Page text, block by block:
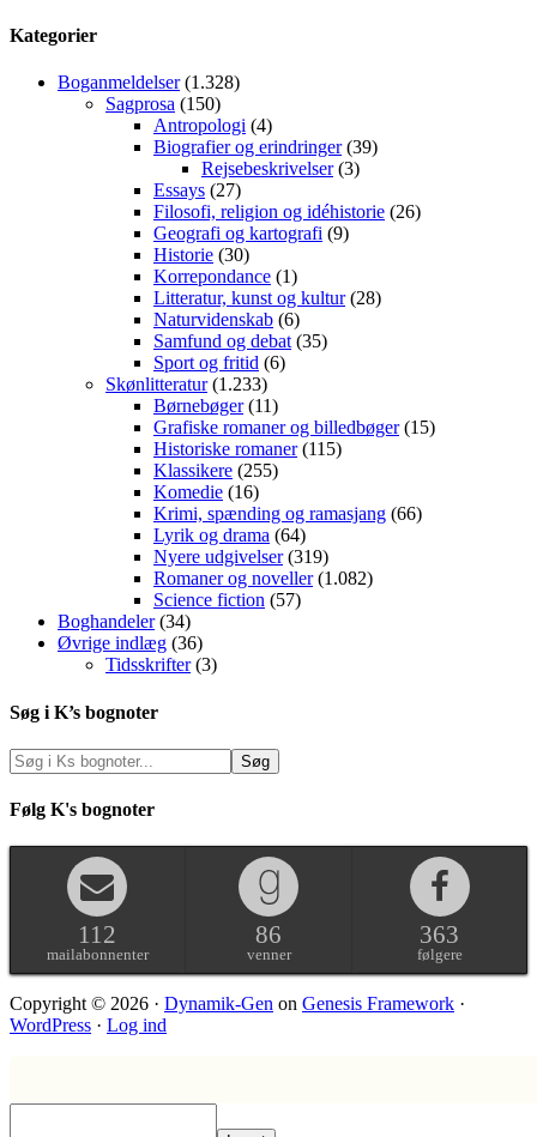
Kategorier
Boganmeldelser(1.328)
Sagprosa (150)
Antropologi (4)
Biografier og erindringer(39)
Rejsebeskrivelser(3)
Essays (27)
Filosofi, religion og idéhistorie (26)
Geografi og kartografi (9)
Historie (30)
Korrepondance (1)
Litteratur, kunst og kultur(28)
Naturvidenskab (6)
Samfund og debat (35)
Sport og fritid (6)
Skønlitteratur(1.233)
Børnebøger(11)
Grafiske romaner og billedbøger(15)
Historiske romaner(115)
Klassikere (255)
Komedie (16)
Krimi, spænding og ramasjang (66)
Lyrik og drama (64)
Nyere udgivelser(319)
Romaner og noveller(1.082)
Science fiction (57)
Boghandeler(34)
Øvrige indlæg (36)
Tidsskrifter(3)
Søg i K’s bognoter
Følg K's bognoter
112
mailabonnenter
86
venner
363
følgere
Copyright © 2026 · Dynamik-Gen on Genesis Framework ·
WordPress · Log ind